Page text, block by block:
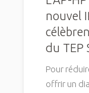
nouvel
du TEP
Pour
offrir un